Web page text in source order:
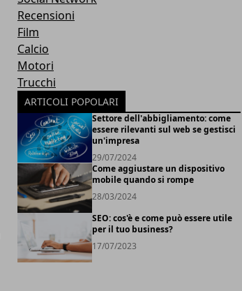
Recensioni
Film
Calcio
Motori
Trucchi
ARTICOLI POPOLARI
Settore dell'abbigliamento: come
essere rilevanti sul web se gestisci
un'impresa
29/07/2024
Come aggiustare un dispositivo
mobile quando si rompe
28/03/2024
SEO: cos'è e come può essere utile
per il tuo business?
17/07/2023